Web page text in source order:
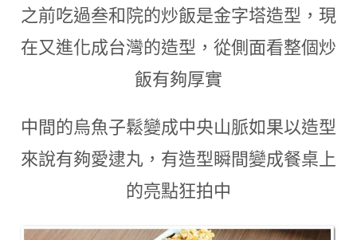
之前吃過叁和院的炒飯是金字塔造型 ， 現
在又進化成台灣的造型 ， 從側面看整個炒
飯有夠厚實
中間的烏魚子鬆變成中央山脈如果以造型
來說有夠愛逮丸 ，有造型瞬間變成餐桌上
的亮點狂拍中